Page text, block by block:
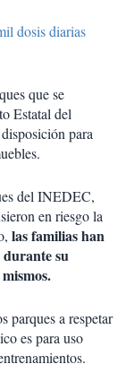
dosis diarias
que se
Estatal del
para
del INEDEC,
en riesgo la
las familias han
durante su
parques a respetar
es para uso